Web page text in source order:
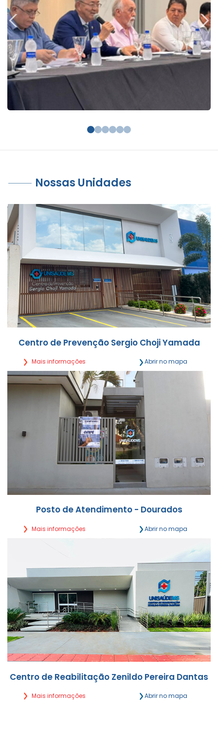
Nossas Unidades
Centro de Prevenção Sergio Choji Yamada
Mais informações Abrir no mapa
Rua Rui Barbosa, 703 Centro - Campo Grande/MS
Segunda a Sexta, das 7h às 21h
(67) 3027-0503 | (67) 9 9895-4514
Detalhes
Posto de Atendimento - Dourados
Mais informações Abrir no mapa
Segunda a Sexta,
das 7h30 às 12h | 14h às 17h30
Centro de Reabilitação Zenildo Pereira Dantas
Mais informações Abrir no mapa